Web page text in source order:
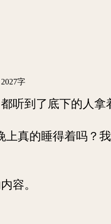
字
到了底下的人拿
的睡得着吗？
容。